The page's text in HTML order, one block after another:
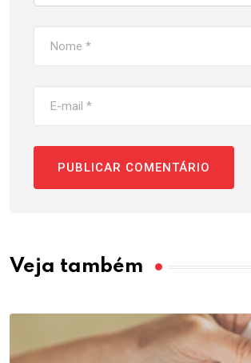
Veja também